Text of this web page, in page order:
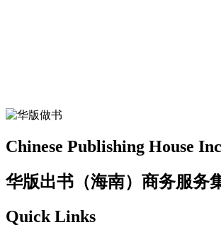
Chinese Publishing House Inc
华版出书（海南）商务服务
Quick Links